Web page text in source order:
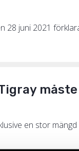
28 juni 2021
en stor